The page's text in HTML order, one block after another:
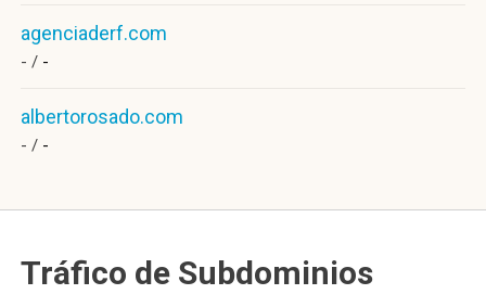
agenciaderf.com
- / -
albertorosado.com
- / -
Tráfico de Subdominios